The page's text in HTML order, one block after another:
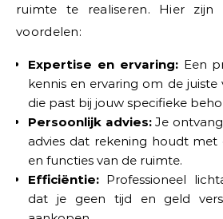
ruimte te realiseren. Hier zijn
voordelen:
Expertise en ervaring:Een
kennis en ervaring om de juiste
die past bij jouw specifieke
Persoonlijk advies:Je
advies dat rekening houdt met
en functies van de ruimte.
Efficiëntie: Professioneel
dat je geen tijd en geld